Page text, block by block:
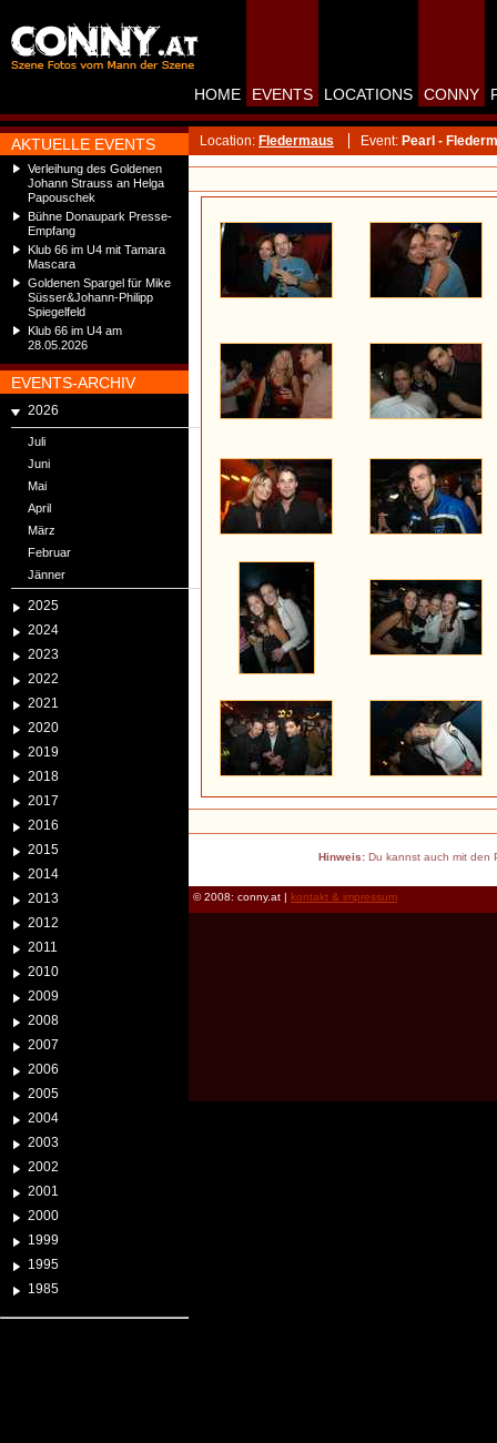
AKTUELLE EVENTS
Verleihung des Goldenen
Johann Strauss an Helga
Papouschek
Bühne Donaupark Presse-
Empfang
Klub 66 im U4 mit Tamara
Mascara
Goldenen Spargel für Mike
Süsser&Johann-Philipp
Spiegelfeld
Klub 66 im U4 am
28.05.2026
EVENTS-ARCHIV
2026
Juli
Juni
Mai
April
März
Februar
Jänner
2025
2024
2023
2022
2021
2020
2019
2018
2017
2016
2015
2014
2013
2012
2011
2010
2009
2008
2007
2006
2005
2004
2003
2002
2001
2000
1999
1995
1985
HOME EVENTS LOCATIONS CONNY
Location: Fledermaus Event: Pearl -
Hinweis:Du kannst auch mit den
© 2008: conny.at | kontakt & impressum